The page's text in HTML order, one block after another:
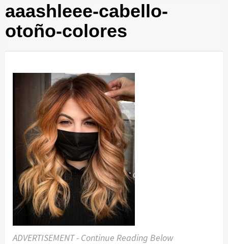
aaashleee-cabello-
otoño-colores
ADVERTISEMENT - Continue Reading Below